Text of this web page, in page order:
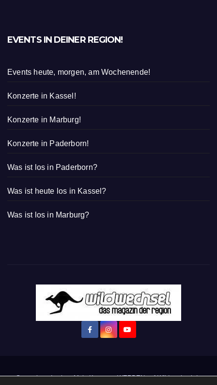
EVENTS IN DEINER REGION!
Events heute, morgen, am Wochenende!
Konzerte in Kassel!
Konzerte in Marburg!
Konzerte in Paderborn!
Was ist los in Paderborn?
Was ist heute los in Kassel?
Was ist los in Marburg?
Startseite Login Mein Konto · WERBEN auf Wildwechsel.de